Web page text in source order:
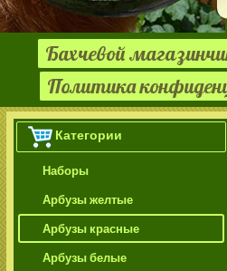
Бахчевой
Политика
Категории
Наборы
Арбузы желтые
Арбузы красные
Арбузы белые